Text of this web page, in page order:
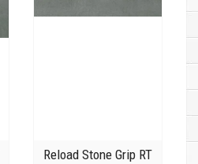
Reload Stone Grip RT